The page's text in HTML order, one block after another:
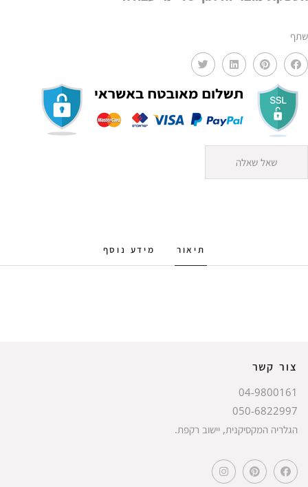
שתף
שאל שאלה
תיאור מידע נוסף
צור קשר
04-9800161
050-6822997
הגלריה המקסיקנית, יישוב רקפת.